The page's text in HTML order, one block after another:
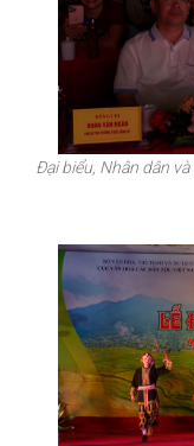
Đại biểu, Nhân dân